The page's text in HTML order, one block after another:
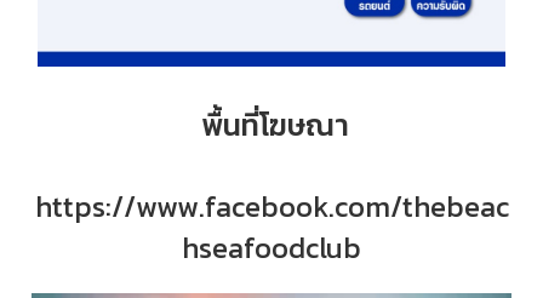
พื้นที่โฆษณา
https://www.facebook.com/thebeac
hseafoodclub